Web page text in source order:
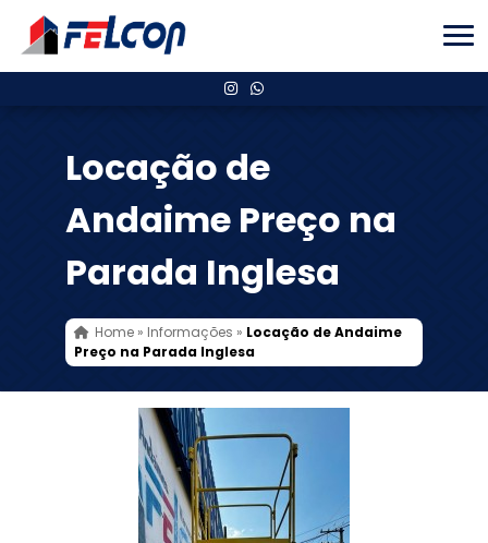
Locação de
Andaime Preço na
Parada Inglesa
Home» Informações » Locação de Andaime
Preço na Parada Inglesa